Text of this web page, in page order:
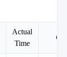
Actual
Time